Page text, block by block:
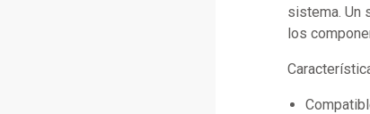
sistema. Un
los